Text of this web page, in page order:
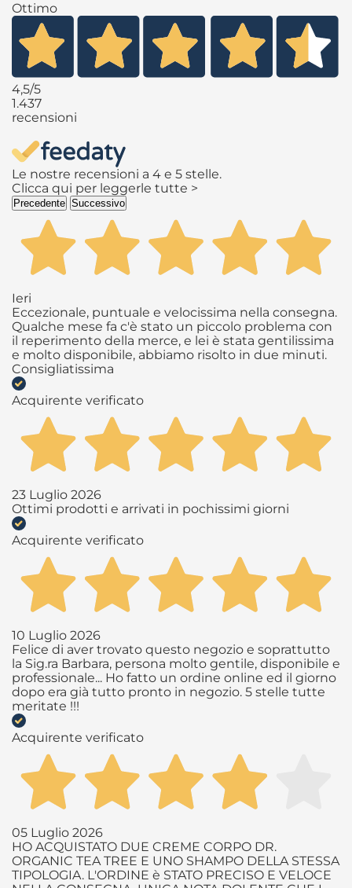
Ottimo
4,5/5
1.437
recensioni
Le nostre recensioni a 4 e 5 stelle.
Clicca qui per leggerle tutte >
Precedente Successivo
Ieri
Eccezionale, puntuale e velocissima nella consegna.
Qualche mese fa c'è stato un piccolo problema con
il reperimento della merce, e lei è stata gentilissima
e molto disponibile, abbiamo risolto in due minuti.
Consigliatissima
Acquirente verificato
23 Luglio 2026
Ottimi prodotti e arrivati in pochissimi giorni
Acquirente verificato
10 Luglio 2026
Felice di aver trovato questo negozio e soprattutto
la Sig.ra Barbara, persona molto gentile, disponibile e
professionale... Ho fatto un ordine online ed il giorno
dopo era già tutto pronto in negozio. 5 stelle tutte
meritate !!!
Acquirente verificato
05 Luglio 2026
HO ACQUISTATO DUE CREME CORPO DR.
ORGANIC TEA TREE E UNO SHAMPO DELLA STESSA
TIPOLOGIA. L'ORDINE è STATO PRECISO E VELOCE